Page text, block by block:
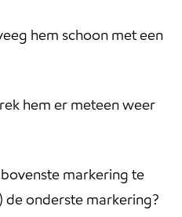
hem schoon met een
hem er meteen weer
markering te
de onderste markering?